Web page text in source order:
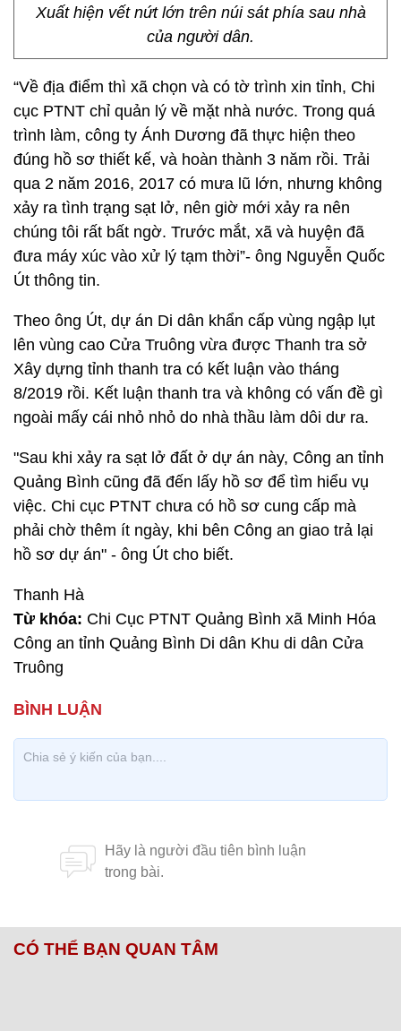
Xuất hiện vết nứt lớn trên núi sát phía sau nhà
của người dân.
“Về địa điểm thì xã chọn và có tờ trình xin tỉnh, Chi
cục PTNT chỉ quản lý về mặt nhà nước. Trong quá
trình làm, công ty Ánh Dương đã thực hiện theo
đúng hồ sơ thiết kế, và hoàn thành 3 năm rồi. Trải
qua 2 năm 2016, 2017 có mưa lũ lớn, nhưng không
xảy ra tình trạng sạt lở, nên giờ mới xảy ra nên
chúng tôi rất bất ngờ. Trước mắt, xã và huyện đã
đưa máy xúc vào xử lý tạm thời”- ông Nguyễn Quốc
Út thông tin.
Theo ông Út, dự án Di dân khẩn cấp vùng ngập lụt
lên vùng cao Cửa Truông vừa được Thanh tra sở
Xây dựng tỉnh thanh tra có kết luận vào tháng
8/2019 rồi. Kết luận thanh tra và không có vấn đề gì
ngoài mấy cái nhỏ nhỏ do nhà thầu làm dôi dư ra.
"Sau khi xảy ra sạt lở đất ở dự án này, Công an tỉnh
Quảng Bình cũng đã đến lấy hồ sơ để tìm hiểu vụ
việc. Chi cục PTNT chưa có hồ sơ cung cấp mà
phải chờ thêm ít ngày, khi bên Công an giao trả lại
hồ sơ dự án" - ông Út cho biết.
Thanh Hà
Từ khóa: Chi Cục PTNT Quảng Bình xã Minh Hóa
Công an tỉnh Quảng Bình Di dân Khu di dân Cửa
Truông
CÓ THỂ BẠN QUAN TÂM